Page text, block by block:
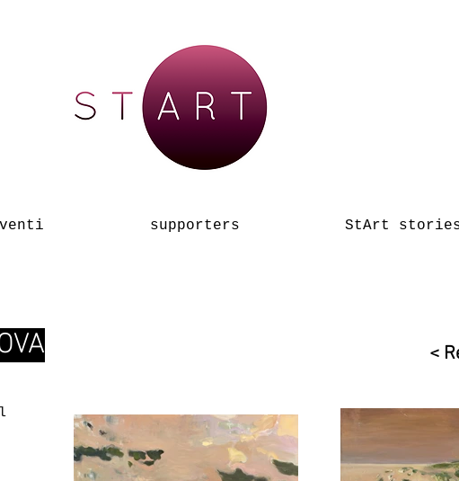
supporters StArt
<